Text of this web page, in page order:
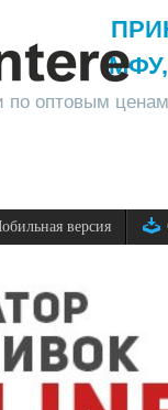
по оптовым ценам
МФУ,
версия